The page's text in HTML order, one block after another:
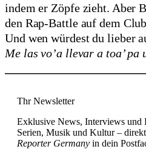
indem er Zöpfe zieht. Aber
den Rap-Battle auf dem
Und wen würdest du lieber
Me las vo’a llevar a toa’ pa
Thr Newsletter
Exklusive News, Interviews und
Serien, Musik und Kultur –
Reporter Germany in dein